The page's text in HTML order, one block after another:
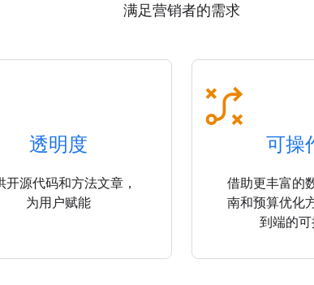
满足营销者的需求
透明度
开源代码和方法文章，
为用户赋能
可操
借助更丰富的
南和预算优化
到端的